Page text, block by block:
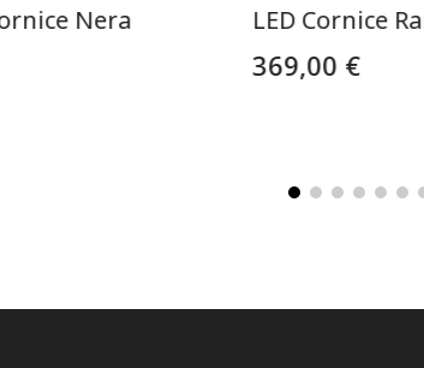
Nera
LED Cornice
369,00 €